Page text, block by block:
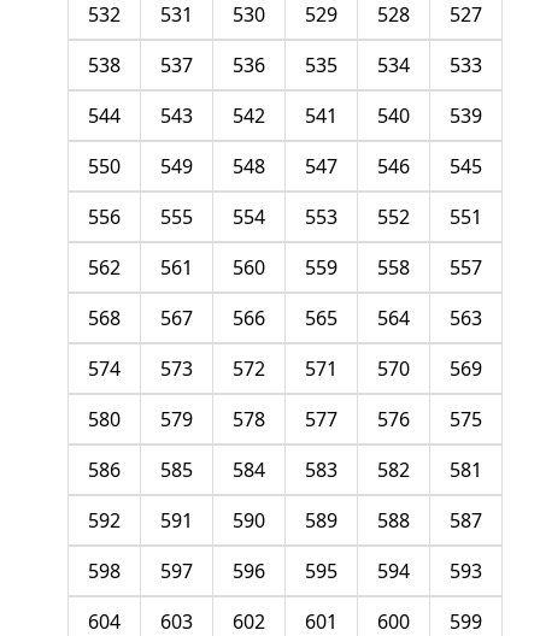
527
528
529
530
531
532
533
534
535
536
537
538
539
540
541
542
543
544
545
546
547
548
549
550
551
552
553
554
555
556
557
558
559
560
561
562
563
564
565
566
567
568
569
570
571
572
573
574
575
576
577
578
579
580
581
582
583
584
585
586
587
588
589
590
591
592
593
594
595
596
597
598
599
600
601
602
603
604